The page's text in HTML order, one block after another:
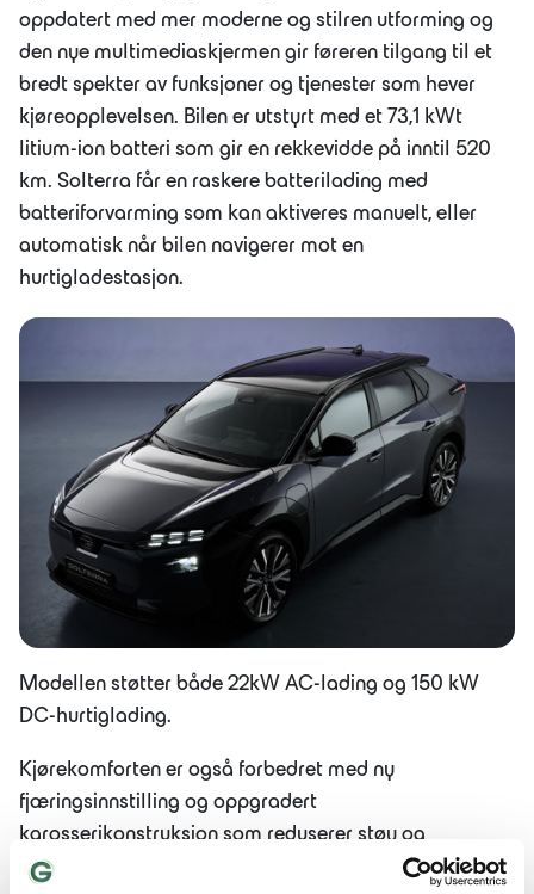
oppdatert med mer moderne og stilren utforming og
den nye multimediaskjermen gir føreren tilgang til et
bredt spekter av funksjoner og tjenester som hever
kjøreopplevelsen. Bilen er utstyrt med et 73,1 kWt
litium-ion batteri som gir en rekkevidde på inntil 520
km. Solterra får en raskere batterilading med
batteriforvarming som kan aktiveres manuelt, eller
automatisk når bilen navigerer mot en
hurtigladestasjon.
Modellen støtter både 22kW AC-lading og 150 kW
DC-hurtiglading.
Kjørekomforten er også forbedret med ny
fjæringsinnstilling og oppgradert
karosserikonstruksjon som reduserer støy og
vibrasjoner, for en mer dynamisk og behagelig